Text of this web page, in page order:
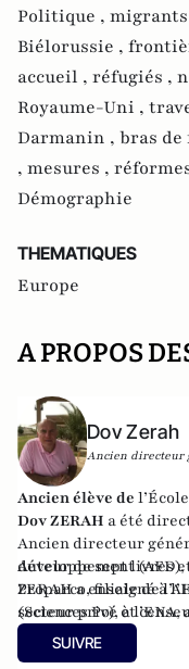
Politique ,
Biélorussie ,
accueil , réfugiés ,
Royaume-Uni ,
Darmanin , bras de
, mesures ,
Démographie
THEMATIQUES
Europe
A PROPOS
Dov Zerah
Ancien directeur
Ancien élève de
Dov ZERAH a été
Ancien directeur
développement
Proparco, filiale de
secteur privé et
Auteur de sept livres
ZERAH a enseigné à
(Sciences Po), à
commerciales de
Neuilly-sur-Seine de
SUIVRE